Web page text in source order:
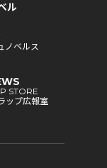
ル
ノベルス
STORE
ップ広報室